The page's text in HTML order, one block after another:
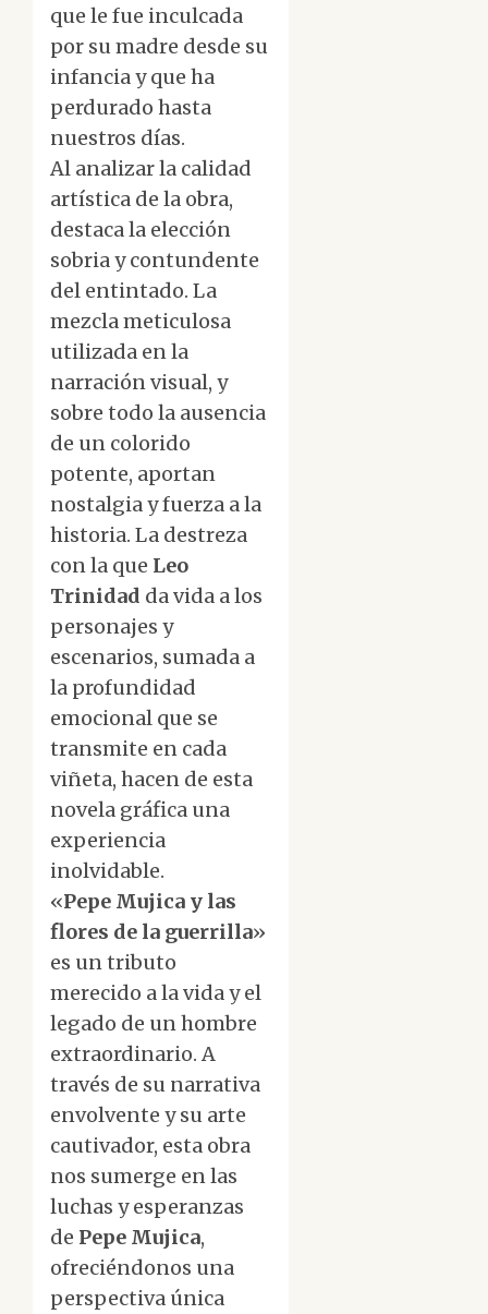
que le fue inculcada
por su madre desde su
infancia y que ha
perdurado hasta
nuestros días.
Al analizar la calidad
artística de la obra,
destaca la elección
sobria y contundente
del entintado. La
mezcla meticulosa
utilizada en la
narración visual, y
sobre todo la ausencia
de un colorido
potente, aportan
nostalgia y fuerza a la
historia. La destreza
con la que Leo
Trinidad da vida a los
personajes y
escenarios, sumada a
la profundidad
emocional que se
transmite en cada
viñeta, hacen de esta
novela gráfica una
experiencia
inolvidable.
«Pepe Mujica y las
flores de la guerrilla»
es un tributo
merecido a la vida y el
legado de un hombre
extraordinario. A
través de su narrativa
envolvente y su arte
cautivador, esta obra
nos sumerge en las
luchas y esperanzas
de Pepe Mujica,
ofreciéndonos una
perspectiva única